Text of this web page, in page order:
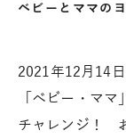
ベビーとママの
2021年12月14日
「ベビー・マ
チャレンジ！